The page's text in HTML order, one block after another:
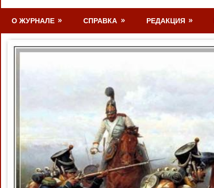
О ЖУРНАЛЕ СПРАВКА РЕДАКЦИЯ